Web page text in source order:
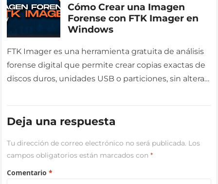
Cómo Crear una Imagen
Forense con FTK Imager en
Windows
FTK Imager es una herramienta gratuita de análisis
forense digital que permite crear copias exactas de
discos duros, unidades USB o particiones, sin alterar
Deja una respuesta
Tu dirección de correo electrónico no será publicada. Los
campos obligatorios están marcados con*
Comentario*